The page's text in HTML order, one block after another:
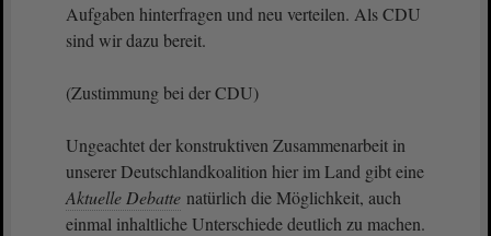
Aufgaben hinterfragen und neu verteilen. Als CDU
sind wir dazu bereit.
(Zustimmung bei der CDU)
Ungeachtet der konstruktiven Zusammenarbeit in
unserer Deutschlandkoalition hier im Land gibt eine
Aktuelle Debatte natürlich die Möglichkeit, auch
einmal inhaltliche Unterschiede deutlich zu machen.